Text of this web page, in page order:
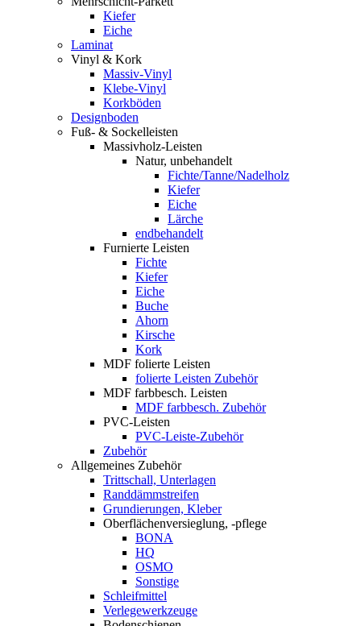
Kiefer
Eiche
Laminat
Vinyl & Kork
Massiv-Vinyl
Klebe-Vinyl
Korkböden
Designboden
Fuß- & Sockelleisten
Massivholz-Leisten
Natur, unbehandelt
Fichte/Tanne/Nadelholz
Kiefer
Eiche
Lärche
endbehandelt
Furnierte Leisten
Fichte
Kiefer
Eiche
Buche
Ahorn
Kirsche
Kork
MDF folierte Leisten
folierte Leisten Zubehör
MDF farbbesch. Leisten
MDF farbbesch. Zubehör
PVC-Leisten
PVC-Leiste-Zubehör
Zubehör
Allgemeines Zubehör
Trittschall, Unterlagen
Randdämmstreifen
Grundierungen, Kleber
Oberflächenversieglung, -pflege
BONA
HQ
OSMO
Sonstige
Schleifmittel
Verlegewerkzeuge